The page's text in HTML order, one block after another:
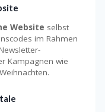
Website selbst
im Rahmen
Kampagnen wie